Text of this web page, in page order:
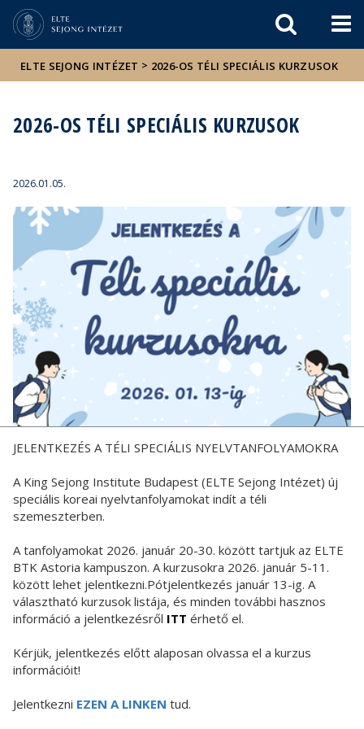
sajtóban
ELTE SEJONG INTÉZET > 2026-OS TÉLI SPECIÁLIS KURZUSOK
2026-OS TÉLI SPECIÁLIS KURZUSOK
2026.01.05.
JELENTKEZÉS A TÉLI SPECIÁLIS NYELVTANFOLYAMOKRA
A King Sejong Institute Budapest (ELTE Sejong Intézet) új
speciális koreai nyelvtanfolyamokat indít a téli
szemeszterben.
A tanfolyamokat 2026. január 20-30. között tartjuk az ELTE
BTK Astoria kampuszon. A kurzusokra 2026. január 5-11.
között lehet jelentkezni.Pótjelentkezés január 13-ig. A
választható kurzusok listája, és minden további hasznos
információ a jelentkezésről ITT érhető el.
Kérjük, jelentkezés előtt alaposan olvassa el a kurzus
információit!
Jelentkezni EZEN A LINKEN tud.